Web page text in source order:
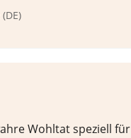
Wohltat speziell